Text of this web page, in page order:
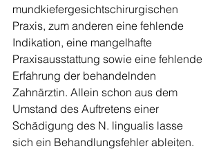
mundkiefergesichtschirurgischen
Praxis, zum anderen eine fehlende
Indikation, eine mangelhafte
Praxisausstattung sowie eine fehlende
Erfahrung der behandelnden
Zahnärztin. Allein schon aus dem
Umstand des Auftretens einer
Schädigung des N. lingualis lasse
sich ein Behandlungsfehler ableiten.